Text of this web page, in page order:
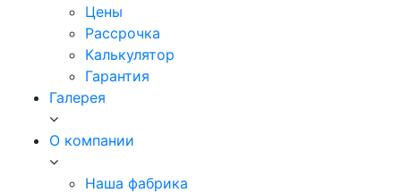
Цены
Рассрочка
Калькулятор
Гарантия
Галерея
О компании
Наша фабрика